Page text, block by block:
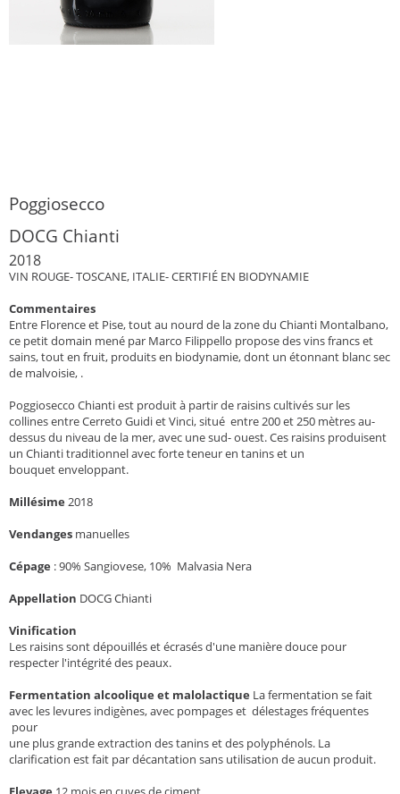
Poggiosecco
DOCG Chianti
2018
VIN ROUGE- TOSCANE, ITALIE- CERTIFIÉ EN BIODYNAMIE
Commentaires
Entre Florence et Pise, tout au nourd de la zone du Chianti Montalbano,
ce petit domain mené par Marco Filippello propose des vins francs et
sains, tout en fruit, produits en biodynamie, dont un étonnant blanc sec
de malvoisie, .
Poggiosecco Chianti est produit à partir de raisins cultivés sur les
collines entre Cerreto Guidi et Vinci, situé entre 200 et 250 mètres au-
dessus du niveau de la mer, avec une sud- ouest. Ces raisins produisent
un Chianti traditionnel avec forte teneur en tanins et un
bouquet enveloppant.
Millésime 2018
Vendanges manuelles
Cépage :90% Sangiovese, 10% Malvasia Nera
Appellation DOCG Chianti
Vinification
Les raisins sont dépouillés et écrasés d'une manière douce pour
respecter l'intégrité des peaux.
Fermentation alcoolique et malolactique La fermentation se fait
avec les levures indigènes, avec pompages et délestages fréquentes
pour
une plus grande extraction des tanins et des polyphénols. La
clarification est fait par décantation sans utilisation de aucun produit.